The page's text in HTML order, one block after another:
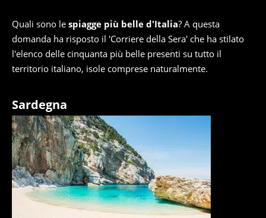
Quali sono le spiagge più belle d'Italia? A questa
domanda ha risposto il 'Corriere della Sera' che ha stilato
l'elenco delle cinquanta più belle presenti su tutto il
territorio italiano, isole comprese naturalmente.
Sardegna